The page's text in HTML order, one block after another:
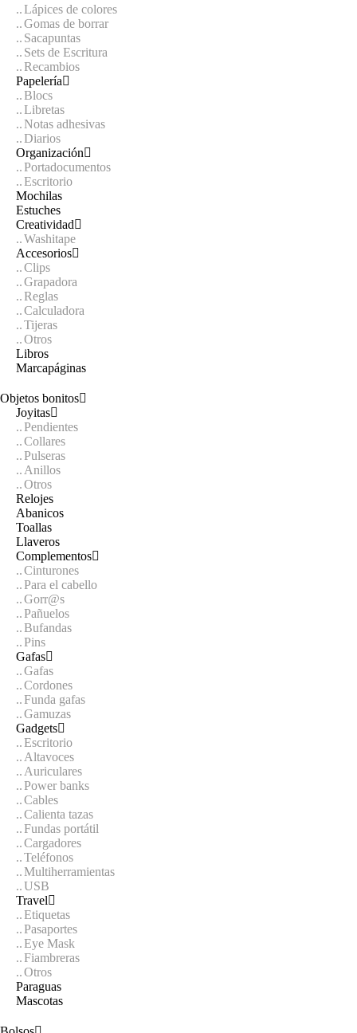
Lápices de colores
Gomas de borrar
Sacapuntas
Sets de Escritura
Recambios
Papelería
Blocs
Libretas
Notas adhesivas
Diarios
Organización
Portadocumentos
Escritorio
Mochilas
Estuches
Creatividad
Washitape
Accesorios
Clips
Grapadora
Reglas
Calculadora
Tijeras
Otros
Libros
Marcapáginas
Objetos bonitos
Joyitas
Pendientes
Collares
Pulseras
Anillos
Otros
Relojes
Abanicos
Toallas
Llaveros
Complementos
Cinturones
Para el cabello
Gorr@s
Pañuelos
Bufandas
Pins
Gafas
Gafas
Cordones
Funda gafas
Gamuzas
Gadgets
Escritorio
Altavoces
Auriculares
Power banks
Cables
Calienta tazas
Fundas portátil
Cargadores
Teléfonos
Multiherramientas
USB
Travel
Etiquetas
Pasaportes
Eye Mask
Fiambreras
Otros
Paraguas
Mascotas